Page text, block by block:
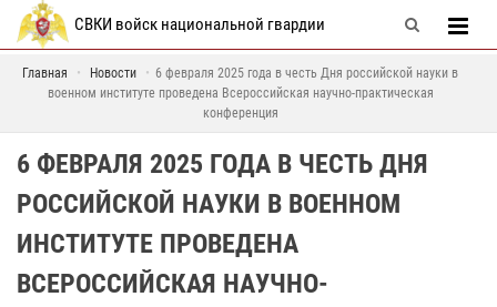
СВКИ войск национальной гвардии
Главная Новости
6 февраля 2025 года в честь Дня российской науки в
военном институте проведена Всероссийская научно-практическая
конференция
6 ФЕВРАЛЯ 2025 ГОДА В ЧЕСТЬ ДНЯ
РОССИЙСКОЙ НАУКИ В ВОЕННОМ
ИНСТИТУТЕ ПРОВЕДЕНА
ВСЕРОССИЙСКАЯ НАУЧНО-